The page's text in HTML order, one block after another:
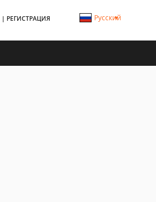
| РЕГИСТРАЦИЯ Русский